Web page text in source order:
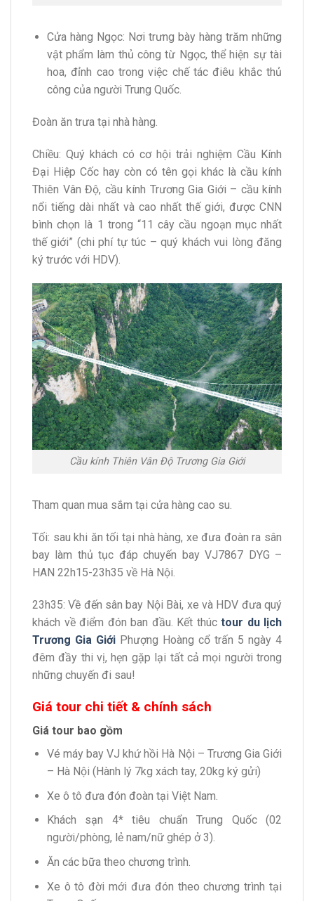
Cửa hàng Ngọc: Nơi trưng bày hàng trăm những
vật phẩm làm thủ công từ Ngọc, thể hiện sự tài
hoa, đỉnh cao trong việc chế tác điêu khắc thủ
công của người Trung Quốc.
Đoàn ăn trưa tại nhà hàng.
Chiều: Quý khách có cơ hội trải nghiệm Cầu Kính
Đại Hiệp Cốc hay còn có tên gọi khác là cầu kính
Thiên Vân Độ, cầu kính Trương Gia Giới – cầu kính
nổi tiếng dài nhất và cao nhất thế giới, được CNN
bình chọn là 1 trong “11 cây cầu ngoạn mục nhất
thế giới” (chi phí tự túc – quý khách vui lòng đăng
ký trước với HDV).
Cầu kính Thiên Vân Độ Trương Gia Giới
Tham quan mua sắm tại cửa hàng cao su.
Tối: sau khi ăn tối tại nhà hàng, xe đưa đoàn ra sân
bay làm thủ tục đáp chuyến bay VJ7867 DYG –
HAN 22h15-23h35 về Hà Nội.
23h35: Về đến sân bay Nội Bài, xe và HDV đưa quý
khách về điểm đón ban đầu. Kết thúc tour du lịch
Trương Gia Giới Phượng Hoàng cổ trấn 5 ngày 4
đêm đầy thi vị, hẹn gặp lại tất cả mọi người trong
những chuyến đi sau!
Giá tour chi tiết & chính sách
Giá tour bao gồm
Vé máy bay VJ khứ hồi Hà Nội – Trương Gia Giới
– Hà Nội (Hành lý 7kg xách tay, 20kg ký gửi)
Xe ô tô đưa đón đoàn tại Việt Nam.
Khách sạn 4* tiêu chuẩn Trung Quốc (02
người/phòng, lẻ nam/nữ ghép ở 3).
Ăn các bữa theo chương trình.
Xe ô tô đời mới đưa đón theo chương trình tại